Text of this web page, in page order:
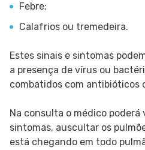
Febre;
Calafrios ou tremedeira.
Estes sinais e sintomas
a presença de vírus ou
combatidos com antibióticos
Na consulta o médico poderá
sintomas, auscultar os
está chegando em todo